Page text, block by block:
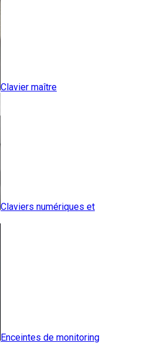
Clavier maître
Claviers numériques et
Enceintes de monitoring